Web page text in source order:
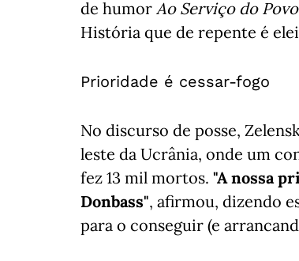
de humor Ao Serviço do Povo
História que de repente é
Prioridade é cessar-fogo
No discurso de posse,
leste da Ucrânia, onde um
fez 13 mil mortos. "A nossa
Donbass", afirmou, dizendo
para o conseguir (e